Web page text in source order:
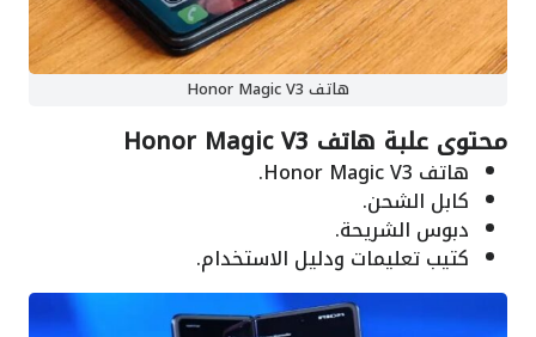
هاتف Honor Magic V3
محتوى علبة هاتف Honor Magic V3
هاتف Honor Magic V3.
كابل الشحن.
دبوس الشريحة.
كتيب تعليمات ودليل الاستخدام.